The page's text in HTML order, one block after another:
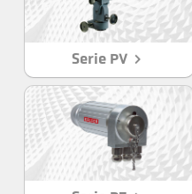
Serie PV